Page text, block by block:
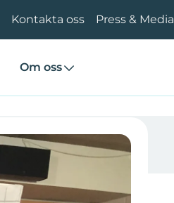
Kontakta oss Press & Media
Om oss